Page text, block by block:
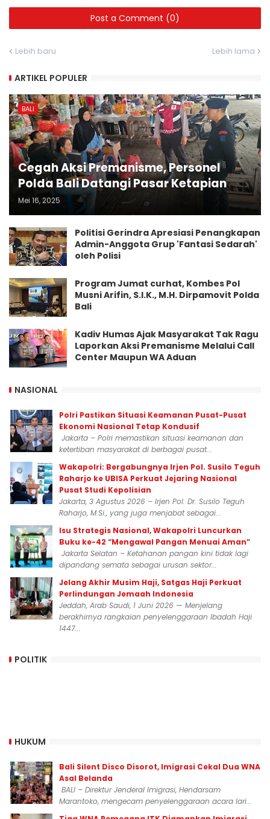
Post a Comment (0)
Lebih baru Lebih lama
ARTIKEL POPULER
BALI
Cegah Aksi Premanisme, Personel
Polda Bali Datangi Pasar Ketapian
Mei 16, 2025
Politisi Gerindra Apresiasi Penangkapan
Admin-Anggota Grup 'Fantasi Sedarah'
oleh Polisi
Program Jumat curhat, Kombes Pol
Musni Arifin, S.I.K., M.H. Dirpamovit Polda
Bali
Kadiv Humas Ajak Masyarakat Tak Ragu
Laporkan Aksi Premanisme Melalui Call
Center Maupun WA Aduan
NASIONAL
Polri Pastikan Situasi Keamanan Pusat-Pusat
Ekonomi Nasional Tetap Kondusif
Jakarta – Polri memastikan situasi keamanan dan
ketertiban masyarakat di berbagai pusat...
Wakapolri: Bergabungnya Irjen Pol. Susilo Teguh
Raharjo ke UBISA Perkuat Jejaring Nasional
Pusat Studi Kepolisian
Jakarta, 3 Agustus 2026 – Irjen Pol. Dr. Susilo Teguh
Raharjo, M.Si., yang juga menjabat sebagai...
Isu Strategis Nasional, Wakapolri Luncurkan
Buku ke-42 “Mengawal Pangan Menuai Aman”
Jakarta Selatan – Ketahanan pangan kini tidak lagi
dipandang semata sebagai urusan sektor...
Jelang Akhir Musim Haji, Satgas Haji Perkuat
Perlindungan Jemaah Indonesia
Jeddah, Arab Saudi, 1 Juni 2026 — Menjelang
berakhirnya rangkaian penyelenggaraan Ibadah Haji
1447...
POLITIK
HUKUM
Bali Silent Disco Disorot, Imigrasi Cekal Dua WNA
Asal Belanda
BALI – Direktur Jenderal Imigrasi, Hendarsam
Marantoko, mengecam penyelenggaraan acara lari...